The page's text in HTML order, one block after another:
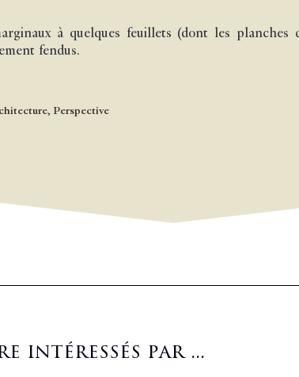
à quelques feuillets (dont les planches
fendus.
, Perspective
intéressés par ...